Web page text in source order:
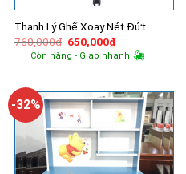
Thanh Lý Ghế Xoay Nét Đứt
760,000₫ Giá
gốc
là:
650,000₫Giá
hiện
tại
Còn hàng - Giao nhanh
-32%